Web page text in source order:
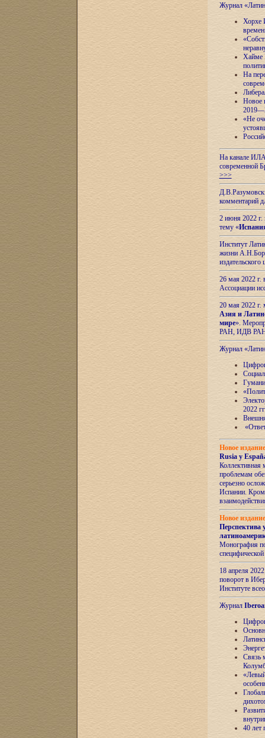
Журнал
Хорхе
Хайме
На
Новое
«Не
На канале ИЛА
современной
>>>
комментарий
2 июня 2022 г.
тему «
Институт
жизни
26 мая 2022
Ассоциации
20 мая 2022
Азия и
мире».
РАН, ИДВ
Журнал
2022
Новое
Rusia y
Коллективная
проблемам
серьезно
Испании.
Новое
Перспектива
Монография
18 апреля
поворот в
Институте
Журнал
Связь
40 лет